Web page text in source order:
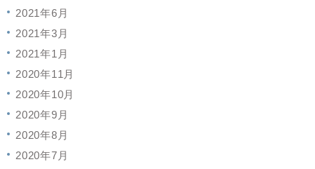
2021年6月
2021年3月
2021年1月
2020年11月
2020年10月
2020年9月
2020年8月
2020年7月